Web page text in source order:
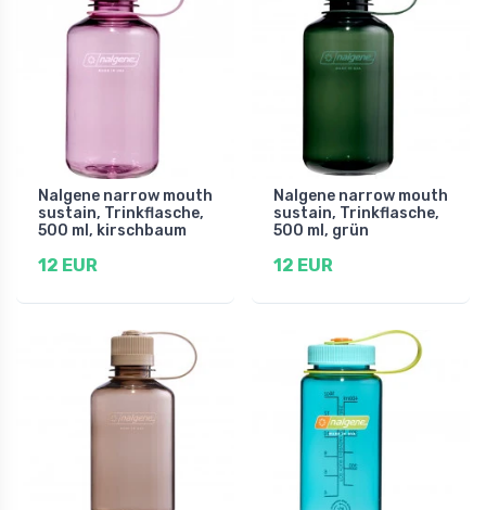
Nalgene narrow mouth
sustain, Trinkflasche,
500 ml, kirschbaum
12 EUR
Nalgene narrow mouth
sustain, Trinkflasche,
500 ml, grün
12 EUR